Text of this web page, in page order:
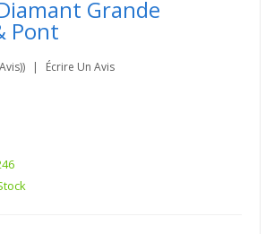
Grande
Pont
Écrire Un Avis